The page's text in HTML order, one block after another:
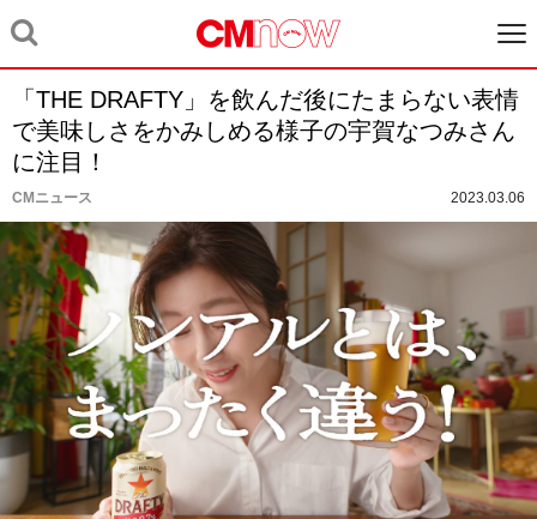
「THE DRAFTY」を飲んだ後にたまらない表情
で美味しさをかみしめる様子の宇賀なつみさん
に注目！
CMニュース 2023.03.06